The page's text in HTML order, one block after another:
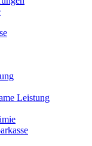
Leistung